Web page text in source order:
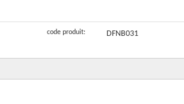
fenêtre
vente en gros,
fermeture
compostables
nourriture de
code produit: DFNB031